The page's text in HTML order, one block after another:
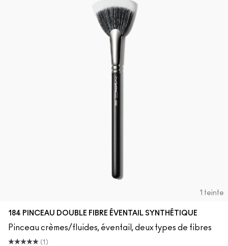
1 teinte
184 PINCEAU DOUBLE FIBRE ÉVENTAIL SYNTHÉTIQUE
Pinceau crèmes/fluides, éventail, deux types de fibres
(1)